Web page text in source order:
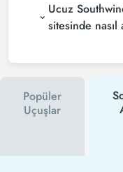
Ucuz
sitesinde
Popüler
Uçuşlar